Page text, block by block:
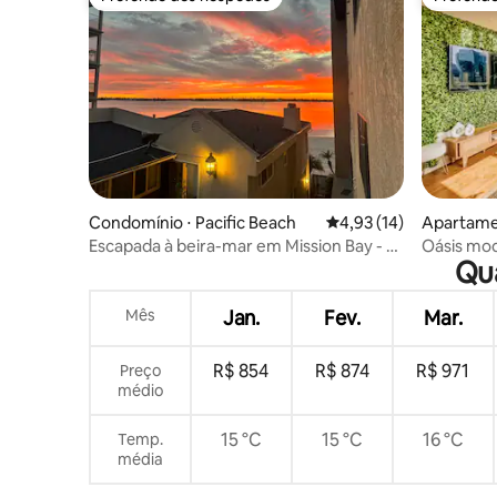
Preferido dos hóspedes
Condomínio ⋅ Pacific Beach 4,93 de uma
4,93 (14)
Escapada à beira-mar em Mission Bay - A
n Diego
Oásis
Mês Jan. Fev. Mar.
Preço
médio
R$ 854 R$ 874 R$ 971
Temp.
média
15 °C 15 °C 16 °C